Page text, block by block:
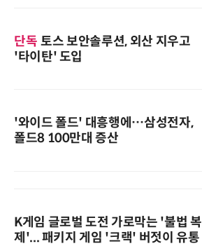
단독 토스 보안솔루션, 외산 지우고
'타이탄' 도입
'와이드 폴드' 대흥행에…삼성전자,
폴드8 100만대 증산
K게임 글로벌 도전 가로막는 '불법 복
제'... 패키지 게임 '크랙' 버젓이 유통